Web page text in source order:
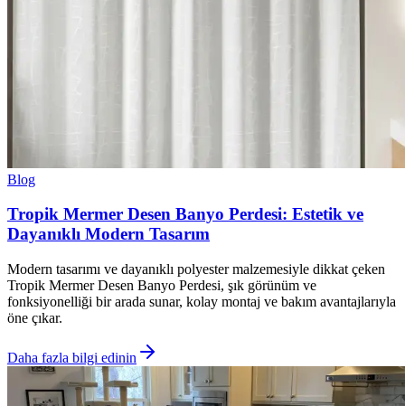
Blog
Tropik Mermer Desen Banyo Perdesi: Estetik ve
Dayanıklı Modern Tasarım
Modern tasarımı ve dayanıklı polyester malzemesiyle dikkat çeken
Tropik Mermer Desen Banyo Perdesi, şık görünüm ve
fonksiyonelliği bir arada sunar, kolay montaj ve bakım avantajlarıyla
öne çıkar.
Daha fazla bilgi edinin